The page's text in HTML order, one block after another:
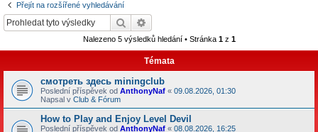
Přejít na rozšířené vyhledávání
Hledat
Nalezeno 5 výsledků hledání • Stránka 1z 1
Témata
смотреть здесь miningclub
Poslední příspěvek od AnthonyNaf « 09.08.2026, 01:30
Napsal v Club & Fórum
How to Play and Enjoy Level Devil
Poslední příspěvek od AnthonyNaf « 08.08.2026, 16:25